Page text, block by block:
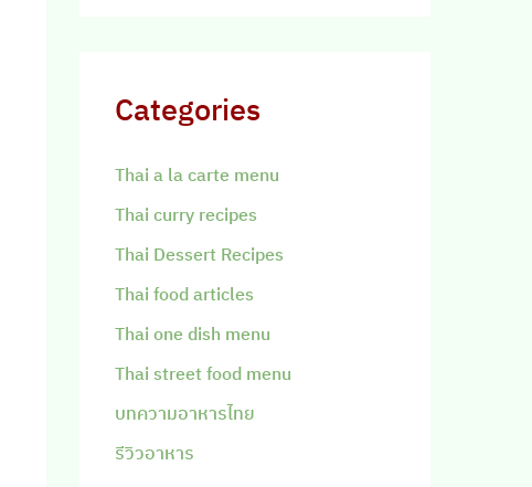
Categories
Thai a la carte menu
Thai curry recipes
Thai Dessert Recipes
Thai food articles
Thai one dish menu
Thai street food menu
บทความอาหารไทย
รีวิวอาหาร